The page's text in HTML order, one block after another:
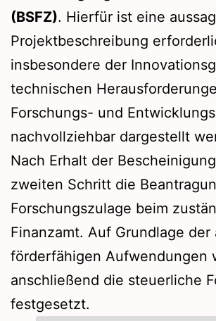
(BSFZ). Hierfür ist eine
Projektbeschreibung
insbesondere der
technischen
Forschungs- und
nachvollziehbar dargestellt
Nach Erhalt der
zweiten Schritt die
Forschungszulage beim
Finanzamt. Auf Grundlage der
förderfähigen Aufwendungen
anschließend die steuerliche
festgesetzt.